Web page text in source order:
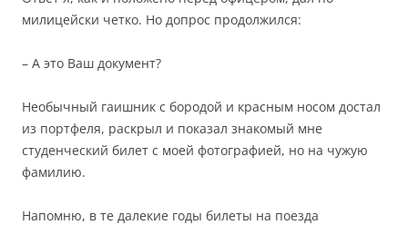
милицейски четко. Но допрос продолжился:
– А это Ваш документ?
Необычный гаишник с бородой и красным носом достал
из портфеля, раскрыл и показал знакомый мне
студенческий билет с моей фотографией, но на чужую
фамилию.
Напомню, в те далекие годы билеты на поезда